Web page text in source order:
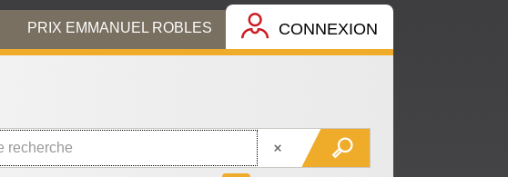
PRIX EMMANUEL ROBLES CONNEXION